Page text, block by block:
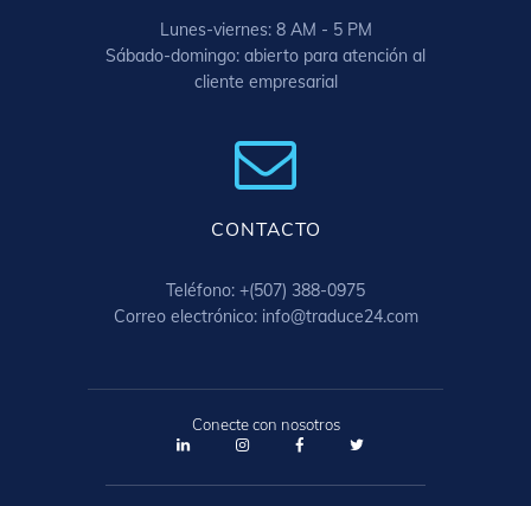
Lunes-viernes: 8 AM - 5 PM
Sábado-domingo: abierto para atención al
cliente empresarial
CONTACTO
Teléfono: +(507) 388-0975
Correo electrónico: info@traduce24.com
Conecte con nosotros